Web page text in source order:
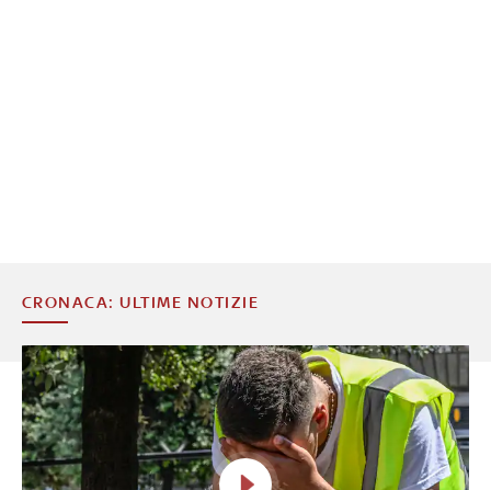
CRONACA: ULTIME NOTIZIE